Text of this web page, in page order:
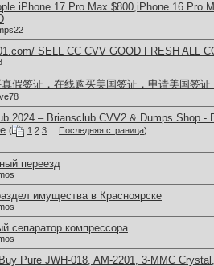
iPhone 17 Pro Max $800,iPhone 16 Pro
SELL CC CVV GOOD FRESH ALL
假签证，在线购买美国签证，申请美国签证
2024 – Briansclub CVV2 & Dumps Shop -
( 1 2 3 Последняя страница)
переезд
имущества в Красноярске
сепаратор компрессора
Pure JWH-018, AM-2201, 3-MMC